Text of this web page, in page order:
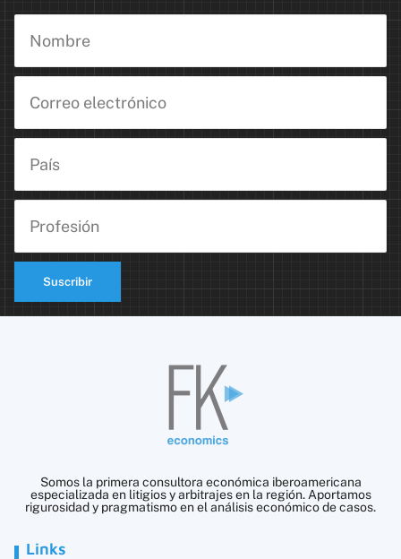
Suscribir
Somos la primera consultora económica iberoamericana
especializada en litigios y arbitrajes en la región. Aportamos
rigurosidad y pragmatismo en el análisis económico de casos.
Links